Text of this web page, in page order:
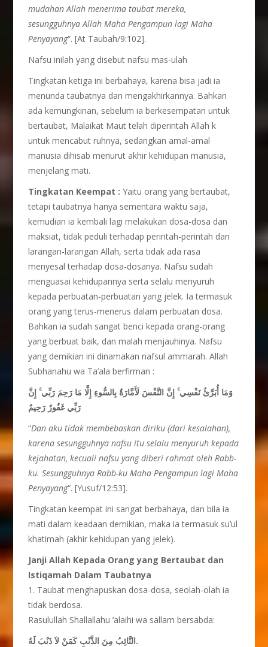
mudahan Allah menerima taubat mereka,
sesungguhnya Allah Maha Pengampun lagi Maha
Penyayang“. [At Taubah/9:102].
Nafsu inilah yang disebut nafsu mas-ulah
Tingkatan ketiga ini berbahaya, karena bisa jadi ia
menunda taubatnya dan mengakhirkannya. Bahkan
ada kemungkinan, sebelum ia berkesempatan untuk
bertaubat, Malaikat Maut telah diperintah Allah k
untuk mencabut ruhnya, sedangkan amal-amal
manusia dihisab menurut akhir kehidupan manusia,
menjelang mati.
Tingkatan Keempat : Yaitu orang yang bertaubat,
tetapi taubatnya hanya sementara waktu saja,
kemudian ia kembali lagi melakukan dosa-dosa dan
maksiat, tidak peduli terhadap perintah-perintah dan
larangan-larangan Allah, serta tidak ada rasa
menyesal terhadap dosa-dosanya. Nafsu sudah
menguasai kehidupannya serta selalu menyuruh
kepada perbuatan-perbuatan yang jelek. Ia termasuk
orang yang terus-menerus dalam perbuatan dosa.
Bahkan ia sudah sangat benci kepada orang-orang
yang berbuat baik, dan malah menjauhinya. Nafsu
yang demikian ini dinamakan nafsul ammarah. Allah
Subhanahu wa Ta’ala berfirman :
وَمَا أُبَرِّئُ نَفْسِي ۚ إِنَّ النَّفْسَ لَأَمَّارَةٌ بِالسُّوءِ إِلَّا مَا رَحِمَ رَبِّي ۚ إِنَّ
رَبِّي غَفُورٌ رَحِيمٌ
“Dan aku tidak membebaskan diriku (dari kesalahan),
karena sesungguhnya nafsu itu selalu menyuruh kepada
kejahatan, kecuali nafsu yang diberi rahmat oleh Rabb-
ku. Sesungguhnya Rabb-ku Maha Pengampun lagi Maha
Penyayang“. [Yusuf/12:53].
Tingkatan keempat ini sangat berbahaya, dan bila ia
mati dalam keadaan demikian, maka ia termasuk su’ul
khatimah (akhir kehidupan yang jelek).
Janji Allah Kepada Orang yang Bertaubat dan
Istiqamah Dalam Taubatnya
1. Taubat menghapuskan dosa-dosa, seolah-olah ia
tidak berdosa.
Rasulullah Shallallahu ‘alaihi wa sallam bersabda:
التَّائِبُ مِنَ الذَّنْبِ كَمَنْ لاَ ذَنْبَ لَهُ.